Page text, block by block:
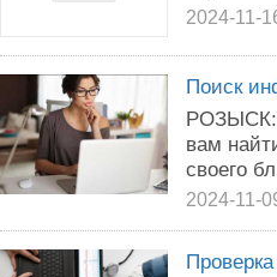
2024-11-
Поиск
РОЗЫСК:
вам
своего
2024-11-